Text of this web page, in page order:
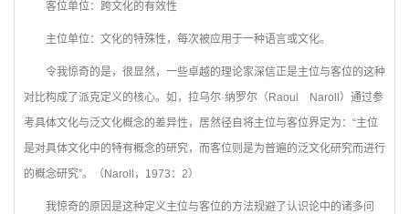
客位单位：跨文化的有效性
主位单位：文化的特殊性，每次被应用于一种语言或文化。
令我惊奇的是，很显然，一些卓越的理论家深信正是主位与客位的这种
对比构成了派克定义的核心。如，拉乌尔·纳罗尔（Raoul Naroll）通过参
考具体文化与泛文化概念的差异性，居然径自将主位与客位界定为：“主位
是对具体文化中的特有概念的研究，而客位则是为普遍的泛文化研究而进行
的概念研究”。（Naroll，1973：2）
我惊奇的原因是这种定义主位与客位的方法规避了认识论中的诸多问